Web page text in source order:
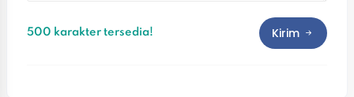
500 karakter tersedia! Kirim